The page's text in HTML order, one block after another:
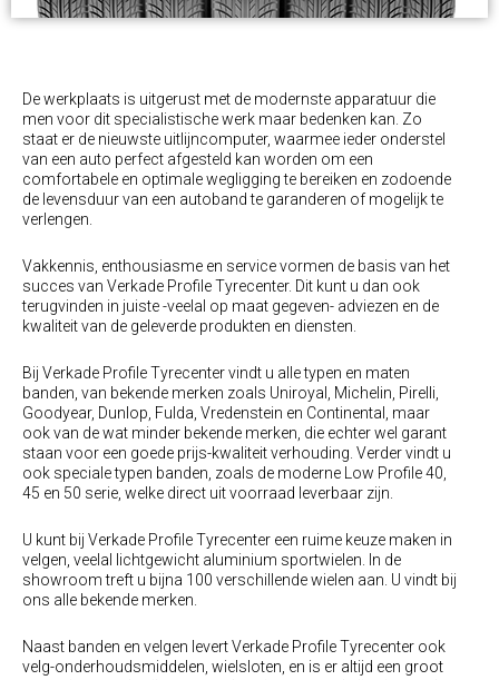
De werkplaats is uitgerust met de modernste apparatuur die
men voor dit specialistische werk maar bedenken kan. Zo
staat er de nieuwste uitlijncomputer, waarmee ieder onderstel
van een auto perfect afgesteld kan worden om een
comfortabele en optimale wegligging te bereiken en zodoende
de levensduur van een autoband te garanderen of mogelijk te
verlengen.
Vakkennis, enthousiasme en service vormen de basis van het
succes van Verkade Profile Tyrecenter. Dit kunt u dan ook
terugvinden in juiste -veelal op maat gegeven- adviezen en de
kwaliteit van de geleverde produkten en diensten.
Bij Verkade Profile Tyrecentervindt u alle typen en maten
banden, van bekende merken zoals Uniroyal, Michelin, Pirelli,
Goodyear, Dunlop, Fulda, Vredenstein en Continental, maar
ook van de wat minder bekende merken, die echter wel garant
staan voor een goede prijs-kwaliteit verhouding. Verder vindt u
ook speciale typen banden, zoals de moderne Low Profile 40,
45 en 50 serie, welke direct uit voorraad leverbaar zijn.
U kunt bij Verkade Profile Tyrecenter een ruime keuze maken in
velgen, veelal lichtgewicht aluminium sportwielen. In de
showroom treft u bijna 100 verschillende wielen aan. U vindt bij
ons alle bekende merken.
Naast banden en velgen levertVerkade Profile Tyrecenter ook
velg-onderhoudsmiddelen, wielsloten, en is er altijd een groot